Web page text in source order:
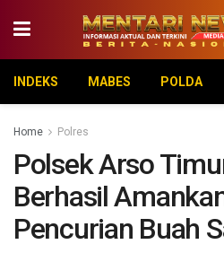
INDEKS MABES POLDA
Home Polres
Polsek Arso
Berhasil
Pencurian Buah